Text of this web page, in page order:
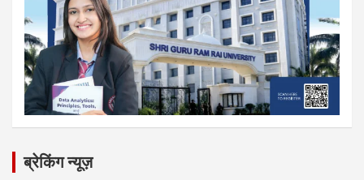
ब्रेकिंग न्यूज़